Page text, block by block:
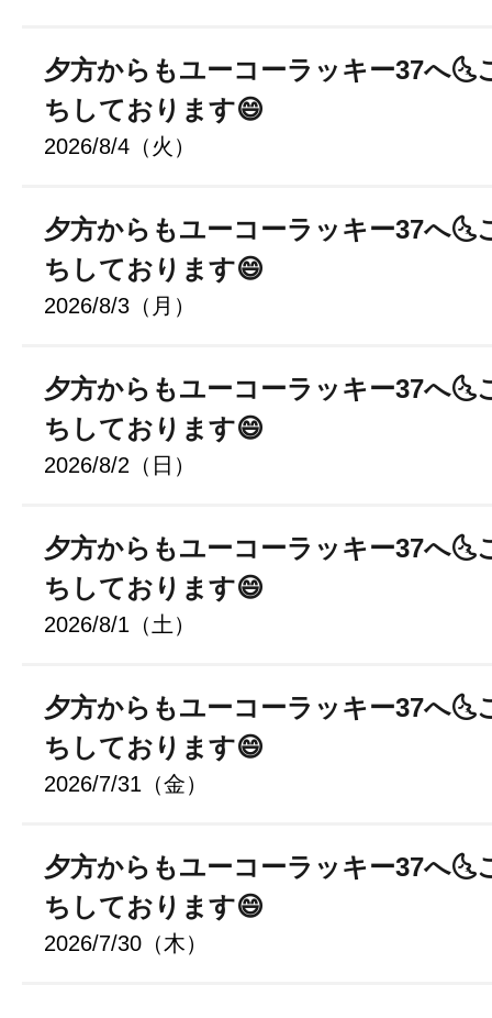
夕方からもユーコーラッキー37へ🌜
ちしております😄
2026/8/4（火）
夕方からもユーコーラッキー37へ🌜
ちしております😄
2026/8/3（月）
夕方からもユーコーラッキー37へ🌜
ちしております😄
2026/8/2（日）
夕方からもユーコーラッキー37へ🌜
ちしております😄
2026/8/1（土）
夕方からもユーコーラッキー37へ🌜
ちしております😄
2026/7/31（金）
夕方からもユーコーラッキー37へ🌜
ちしております😄
2026/7/30（木）